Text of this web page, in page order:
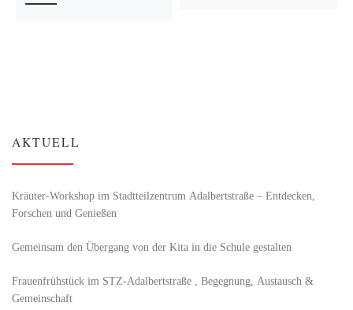
AKTUELL
Kräuter-Workshop im Stadtteilzentrum Adalbertstraße – Entdecken,
Forschen und Genießen
Gemeinsam den Übergang von der Kita in die Schule gestalten
Frauenfrühstück im STZ-Adalbertstraße , Begegnung, Austausch &
Gemeinschaft